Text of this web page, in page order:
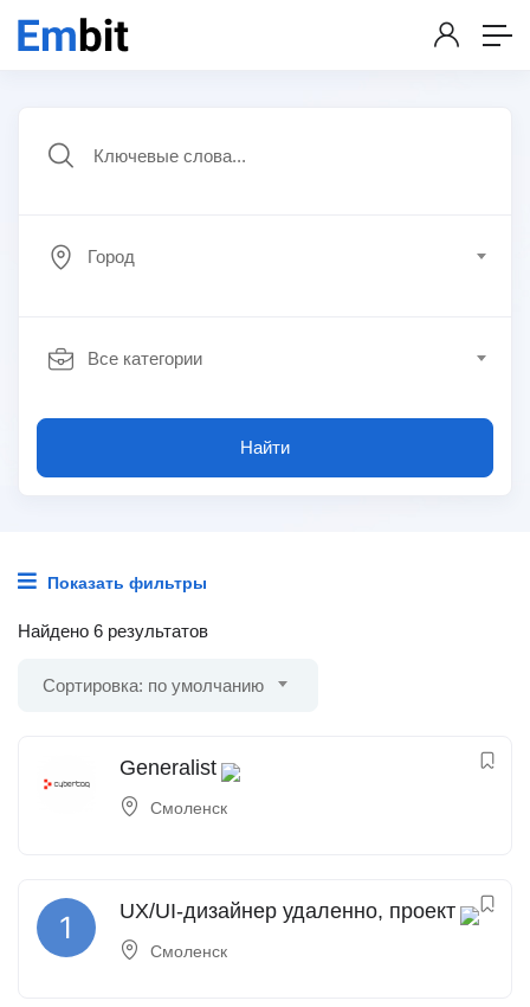
Город
Все категории
Найти
Показать фильтры
Найдено 6 результатов
Сортировка: по умолчанию
Generalist
Смоленск
UX/UI-дизайнер удаленно, проект
Смоленск